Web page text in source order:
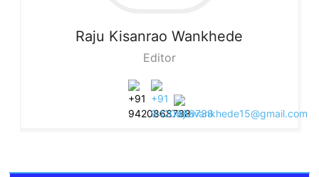
Raju Kisanrao Wankhede
Editor